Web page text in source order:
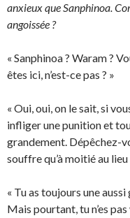
anxieux que Sanphinoa.
angoissée ?
« Sanphinoa ? Waram ?
êtes ici, n’est-ce pas ? »
« Oui, oui, on le sait, si
infliger une punition et
grandement. Dépêchez-
souffre qu’à moitié au
« Tu as toujours une
Mais pourtant, tu n’es